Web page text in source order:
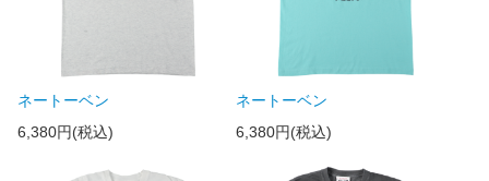
ネートーベン
6,380円(税込)
ネートーベン
6,380円(税込)